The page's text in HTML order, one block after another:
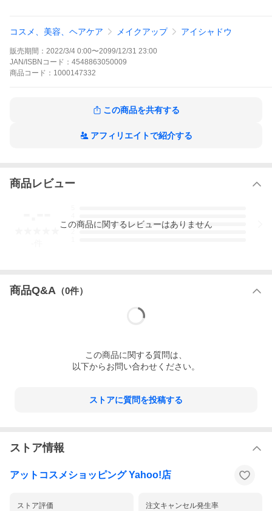
子油・セイヨウサクラソウ花エキス・セイヨウノコ
ギリソウ花／葉／茎エキス・セイヨウハッカ葉エキ
ス・ゼニアオイ花／葉／茎エキス・ハゴロモグサ花
／葉／茎エキス・ベロニカオフィシナリス花／葉／
茎エキス・メリッサ葉エキス・水・グリセリン・エ
タノール・水酸化Ｎａ・フェノキシエタノール・メ
ミン酸Ｍｇ・パルミチン酸・マイカ・水酸化Ａｌ・
酸化鉄・酸化チタン・ステアリン酸・カカオエキ
糖・ムラサキ根エキス・スクワラン・スピルリナプ
硫酸Ｂａ・赤２０２・赤２２６・ハイドロゲンジメ
※注文個数によりお届け日が変わることがあります。
コスメ、美容、ヘアケア メイクアップ アイシャドウ
販売期間： 2022/3/4 0:00〜2099/12/31 23:00
JAN/ISBNコード： 4548863050009
商品 コード： 1000147332
この商品を共有する
アフィリエイトで紹介する
商品レビュー
3
この商品に関するレビューはありません
商品Q&A （0件）
この商品に関する質問は、
以下からお問い合わせください。
ストアに質問を投稿する
ストア情報
アットコスメショッピング Yahoo!店
ストア評価 注文キャンセル発生率